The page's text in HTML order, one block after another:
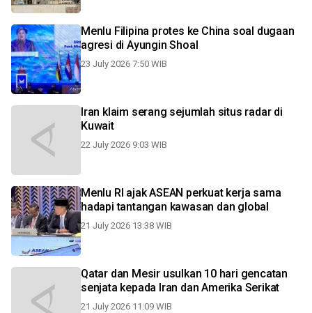
Menlu Filipina protes ke China soal dugaan
agresi di Ayungin Shoal
23 July 2026 7:50 WIB
Iran klaim serang sejumlah situs radar di
Kuwait
22 July 2026 9:03 WIB
Menlu RI ajak ASEAN perkuat kerja sama
hadapi tantangan kawasan dan global
21 July 2026 13:38 WIB
Qatar dan Mesir usulkan 10 hari gencatan
senjata kepada Iran dan Amerika Serikat
21 July 2026 11:09 WIB